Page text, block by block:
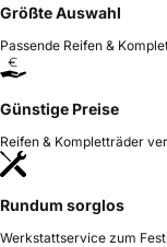
Größte Auswahl
Passende Reifen &
Günstige Preise
Reifen & Kompletträder
Rundum sorglos
Werkstattservice zum